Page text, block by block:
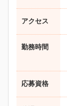
アクセス
勤務時間
応募資格